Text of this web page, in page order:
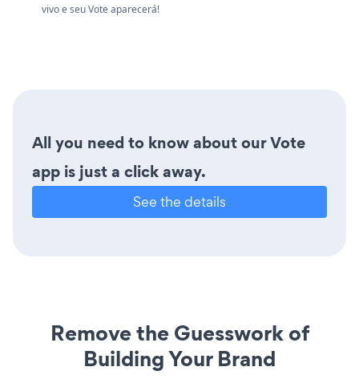
vivo e seu Vote aparecerá!
All you need to know about our Vote
app is just a click away.
See the details
Remove the Guesswork of
Building Your Brand